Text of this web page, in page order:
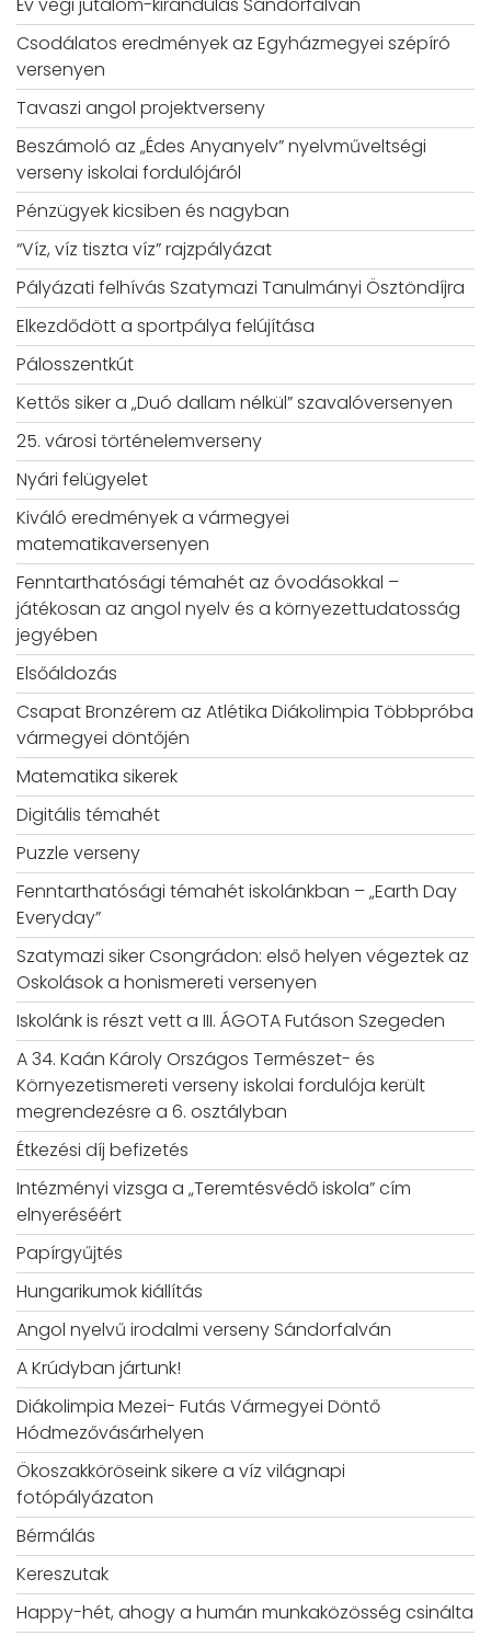
Csodálatos eredmények az Egyházmegyei szépíró
versenyen
Tavaszi angol projektverseny
Beszámoló az „Édes Anyanyelv” nyelvműveltségi
verseny iskolai fordulójáról
Pénzügyek kicsiben és nagyban
“Víz, víz tiszta víz” rajzpályázat
Pályázati felhívás Szatymazi Tanulmányi Ösztöndíjra
Elkezdődött a sportpálya felújítása
Pálosszentkút
Kettős siker a „Duó dallam nélkül” szavalóversenyen
25. városi történelemverseny
Nyári felügyelet
Kiváló eredmények a vármegyei
matematikaversenyen
Fenntarthatósági témahét az óvodásokkal –
játékosan az angol nyelv és a környezettudatosság
jegyében
Elsőáldozás
Csapat Bronzérem az Atlétika Diákolimpia Többpróba
vármegyei döntőjén
Matematika sikerek
Digitális témahét
Puzzle verseny
Fenntarthatósági témahét iskolánkban – „Earth Day
Everyday”
Szatymazi siker Csongrádon: első helyen végeztek az
Oskolások a honismereti versenyen
Iskolánk is részt vett a III. ÁGOTA Futáson Szegeden
A 34. Kaán Károly Országos Természet- és
Környezetismereti verseny iskolai fordulója került
megrendezésre a 6. osztályban
Étkezési díj befizetés
Intézményi vizsga a „Teremtésvédő iskola” cím
elnyeréséért
Papírgyűjtés
Hungarikumok kiállítás
Angol nyelvű irodalmi verseny Sándorfalván
A Krúdyban jártunk!
Diákolimpia Mezei- Futás Vármegyei Döntő
Hódmezővásárhelyen
Ökoszakköröseink sikere a víz világnapi
fotópályázaton
Bérmálás
Kereszutak
Happy-hét, ahogy a humán munkaközösség csinálta